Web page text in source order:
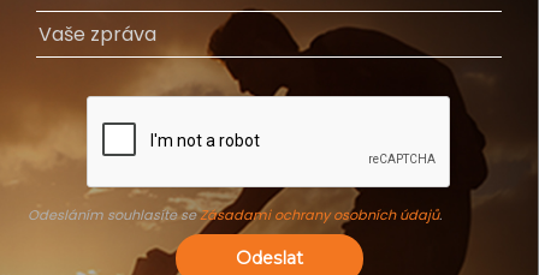
Odesláním souhlasíte seZásadami ochrany osobních údajů.
Odeslat